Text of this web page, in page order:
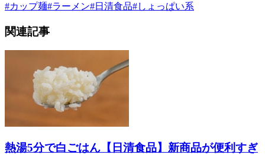
#カップ麺#ラーメン#日清食品#しょっぱい系
関連記事
熱湯5分で白ごはん【日清食品】新商品が便利すぎ